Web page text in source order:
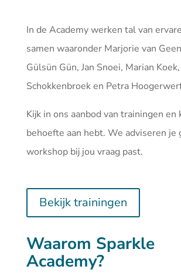
In de Academy werken tal van
samen waaronder Marjorie van
Gülsün Gün, Jan Snoei, Marian
Schokkenbroek en Petra
Kijk in ons aanbod van trainingen en
behoefte aan hebt. We adviseren je
workshop bij jou vraag past.
Bekijk trainingen
Waarom Sparkle
Academy?